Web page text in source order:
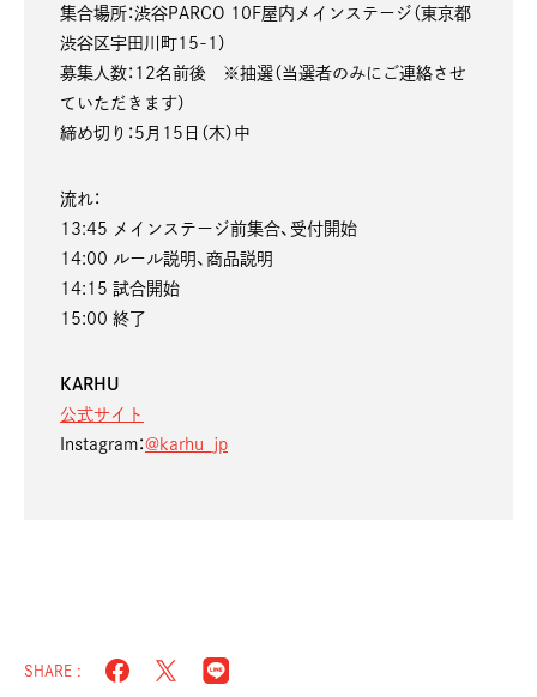
集合場所：渋谷PARCO 10F屋内メインステージ（東京都
渋谷区宇田川町15-1）
募集人数：12名前後 ※抽選（当選者のみにご連絡させ
ていただきます）
締め切り：5月15日（木）中
流れ：
13:45 メインステージ前集合、受付開始
14:00 ルール説明、商品説明
14:15 試合開始
15:00 終了
KARHU
公式サイト
Instagram：@karhu_jp
SHARE :